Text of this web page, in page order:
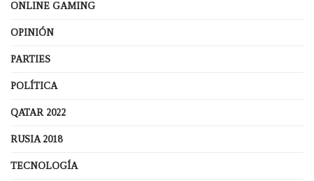
ONLINE GAMING
OPINIÓN
PARTIES
POLÍTICA
QATAR 2022
RUSIA 2018
TECNOLOGÍA